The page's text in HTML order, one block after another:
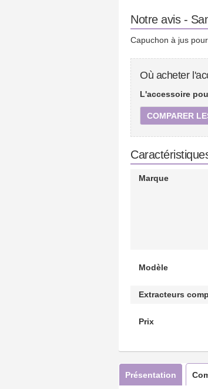
Notre avis -
Capuchon à jus pour
Où acheter
L'accessoire
COMPARER
Marque
Modèle
Extracteurs
Prix
Présentation